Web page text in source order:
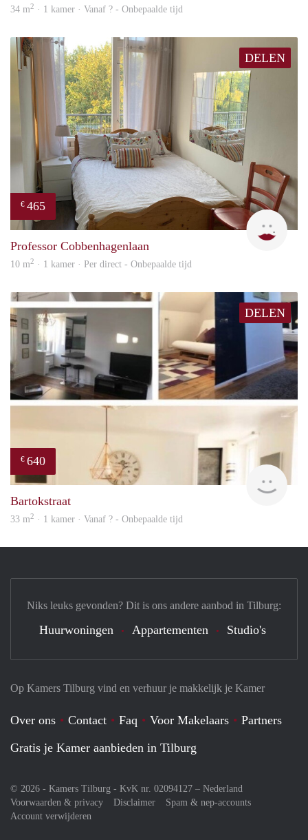
34 m2 · 1 kamer · Vanaf ? - Onbepaalde tijd
DELEN
€ 465
T
Professor Cobbenhagenlaan
10 m2 · 1 kamer · Per direct - Onbepaalde tijd
DELEN
€ 640
Bartokstraat
33 m2 · 1 kamer · Vanaf ? - Onbepaalde tijd
Op Kamers Tilburg vind en verhuur je makkelijk je Kamer
Over ons Contact Faq Voor Makelaars
Partners
Gratis je Kamer aanbieden in Tilburg
© 2026 - Kamers Tilburg - KvK nr. 02094127 – Nederland
Voorwaarden & privacy
Disclaimer
Spam & nep-accounts
Account verwijderen
Niks leuks gevonden? Dit is ons andere aanbod in Tilburg:
Huurwoningen Appartementen Studio's